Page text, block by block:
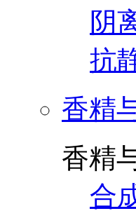
阴
抗
香精
香精
合